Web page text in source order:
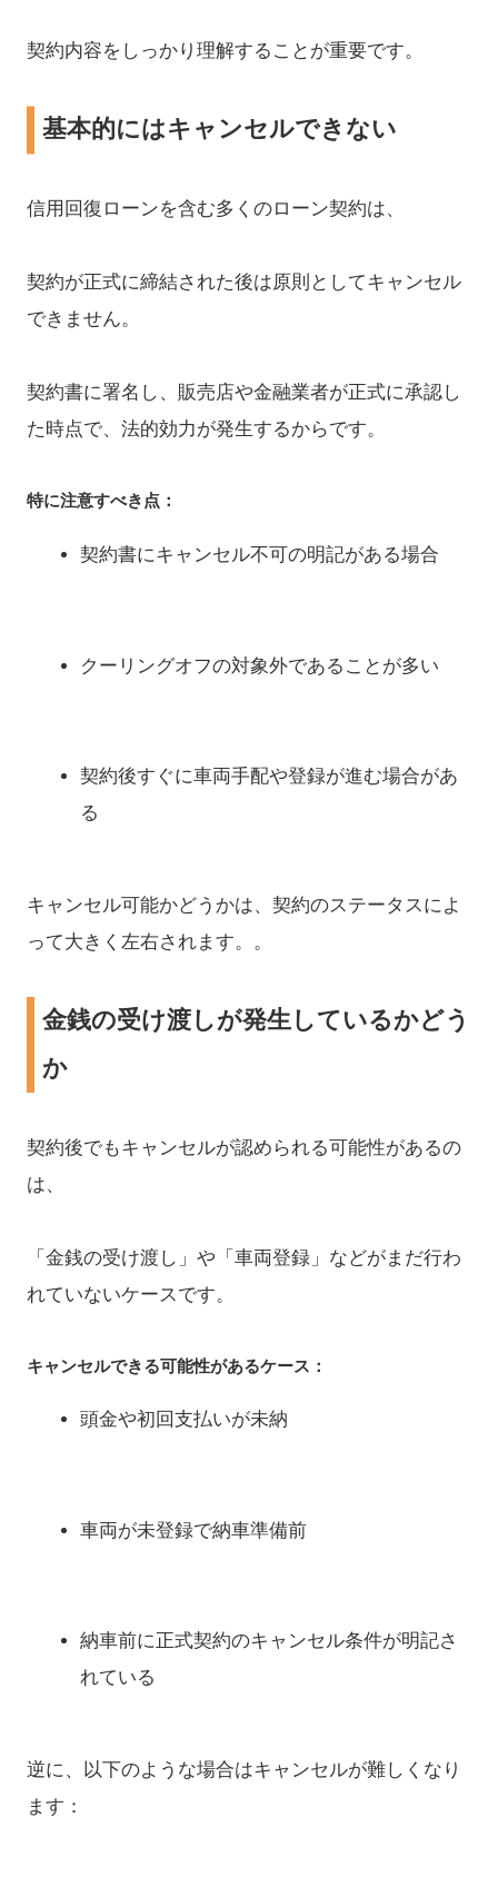
契約内容をしっかり理解することが重要です。
基本的にはキャンセルできない
信用回復ローンを含む多くのローン契約は、
契約が正式に締結された後は原則としてキャンセル
できません。
契約書に署名し、販売店や金融業者が正式に承認し
た時点で、法的効力が発生するからです。
特に注意すべき点：
契約書にキャンセル不可の明記がある場合
クーリングオフの対象外であることが多い
契約後すぐに車両手配や登録が進む場合があ
る
キャンセル可能かどうかは、契約のステータスによ
って大きく左右されます。。
金銭の受け渡しが発生しているかどう
か
契約後でもキャンセルが認められる可能性があるの
は、
「金銭の受け渡し」や「車両登録」などがまだ行わ
れていないケースです。
キャンセルできる可能性があるケース：
頭金や初回支払いが未納
車両が未登録で納車準備前
納車前に正式契約のキャンセル条件が明記さ
れている
逆に、以下のような場合はキャンセルが難しくなり
ます：